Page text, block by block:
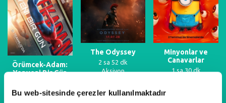
Bu web-sitesinde çerezler kullanılmaktadır
Örümcek-Adam:
Yepyeni Bir Gün
Fantastik
The Odyssey
2 sa 52 dk
Aksiyon
Minyonlar ve
Canavarlar
1 sa 30 dk